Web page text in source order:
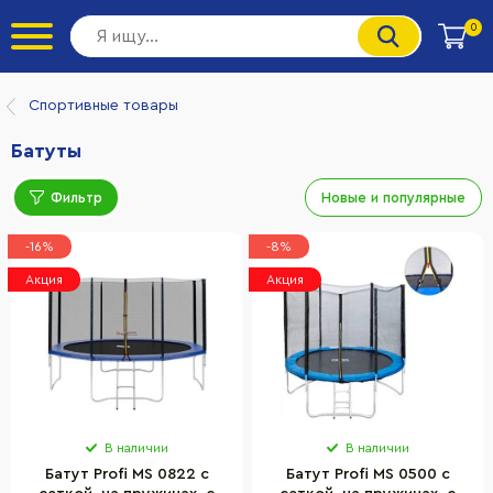
0
Спортивные товары
Батуты
Фильтр Новые и популярные
-16%
Акция
В наличии
Батут Profi MS 0822 с
-8%
Акция
В наличии
Батут Profi MS 0500 с